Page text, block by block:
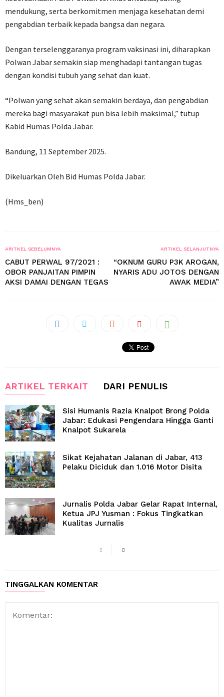
mendukung, serta berkomitmen menjaga kesehatan demi
pengabdian terbaik kepada bangsa dan negara.
Dengan terselenggaranya program vaksinasi ini, diharapkan
Polwan Jabar semakin siap menghadapi tantangan tugas
dengan kondisi tubuh yang sehat dan kuat.
“Polwan yang sehat akan semakin berdaya, dan pengabdian
mereka bagi masyarakat pun bisa lebih maksimal,” tutup
Kabid Humas Polda Jabar.
Bandung, 11 September 2025.
Dikeluarkan Oleh Bid Humas Polda Jabar.
(Hms_ben)
ARITKEL SEBELUMNYA
CABUT PERWAL 97/2021 :
OBOR PANJAITAN PIMPIN
AKSI DAMAI DENGAN TEGAS
ARTIKEL SELANJUTNYA
“OKNUM GURU P3K AROGAN,
NYARIS ADU JOTOS DENGAN
AWAK MEDIA”
ARTIKEL TERKAIT DARI PENULIS
Sisi Humanis Razia Knalpot Brong Polda
Jabar: Edukasi Pengendara Hingga Ganti
Knalpot Sukarela
Sikat Kejahatan Jalanan di Jabar, 413
Pelaku Diciduk dan 1.016 Motor Disita
Jurnalis Polda Jabar Gelar Rapat Internal,
Ketua JPJ Yusman : Fokus Tingkatkan
Kualitas Jurnalis
TINGGALKAN KOMENTAR